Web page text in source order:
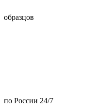
образцов
по России 24/7